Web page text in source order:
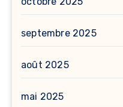
septembre 2025
août 2025
mai 2025